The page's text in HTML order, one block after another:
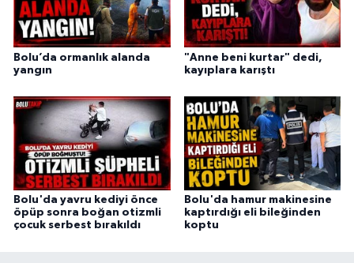
Bolu’da ormanlık alanda
yangın
"Anne beni kurtar" dedi,
kayıplara karıştı
Bolu'da yavru kediyi önce
öpüp sonra boğan otizmli
çocuk serbest bırakıldı
Bolu'da hamur makinesine
kaptırdığı eli bileğinden
koptu